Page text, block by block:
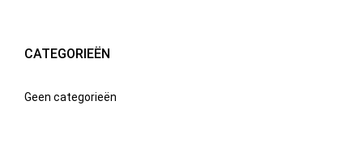
CATEGORIEËN
Geen categorieën